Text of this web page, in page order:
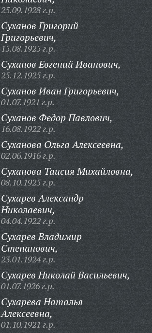
25.09.1928 г.р.
Суханов Григорий
Григорьевич,
15.08.1925 г.р.
Суханов Евгений Иванович,
25.12.1925 г.р.
Суханов Иван Григорьевич,
01.07.1921 г.р.
Суханов Федор Павлович,
16.08.1922 г.р.
Суханова Ольга Алексеевна,
02.06.1916 г.р.
Суханова Таисия Михайловна,
08.10.1925 г.р.
Сухарев Александр
Николаевич,
04.04.1922 г.р.
Сухарев Владимир
Степанович,
23.01.1924 г.р.
Сухарев Николай Васильевич,
01.07.1926 г.р.
Сухарева Наталья
Алексеевна,
01.10.1921 г.р.